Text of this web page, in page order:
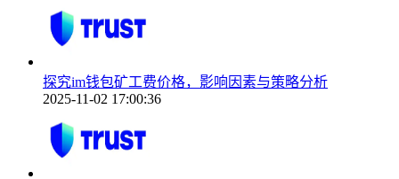
探究im钱包矿工费价格，影响因素与策略分析
2025-11-02 17:00:36